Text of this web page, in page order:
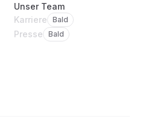
Unser Team
Karriere
Bald
Presse Bald